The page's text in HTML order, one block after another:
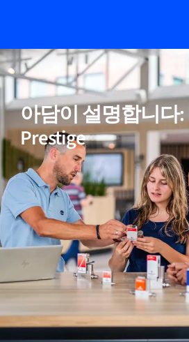
05
비활성(반응성) 가스에 적합
06
정확한 온도 보정
아담이 설명합니다:
Prestige